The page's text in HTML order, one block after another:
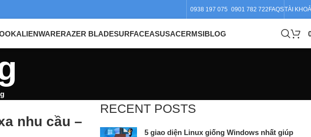
0938 197 075 0901 782 722 FAQSTÀI
ALIENWARERAZER BLADESURFACEASUSACERMSIBLOG
nhu cầu –
RECENT POSTS
5 giao diện Linux giống Windows nhất giúp